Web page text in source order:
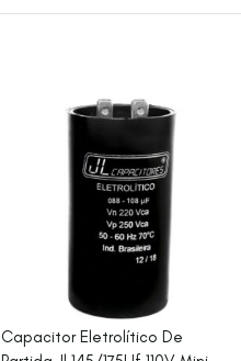
Capacitor Eletrolítico De